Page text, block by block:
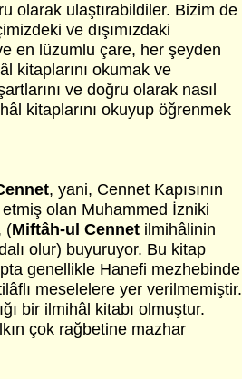
olarak ulaştırabildiler. Bizim de
ve dışımızdaki
en lüzumlu çare, her şeyden
kitaplarını okumak ve
ve doğru olarak nasıl
kitaplarını okuyup öğrenmek
, yani, Cennet Kapısının
etmiş olan Muhammed İzniki
(Miftâh-ul Cennet ilmihâlinin
olur) buyuruyor. Bu kitap
genellikle Hanefi mezhebinde
meselelere yer verilmemiştir.
bir ilmihâl kitabı olmuştur.
çok rağbetine mazhar